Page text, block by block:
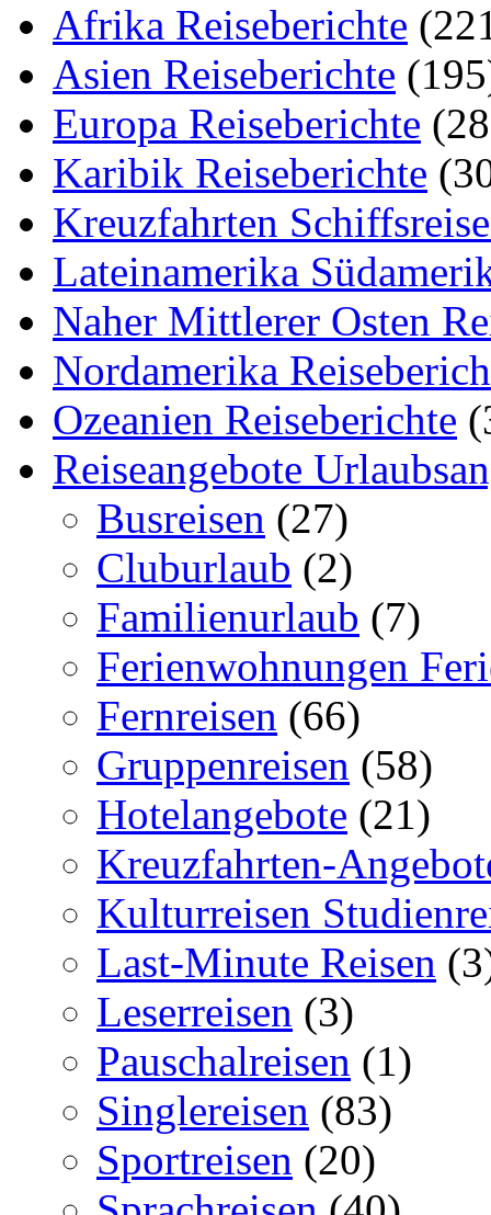
Afrika Reiseberichte
Asien Reiseberichte
Europa Reiseberichte
Karibik Reiseberichte
Kreuzfahrten
Lateinamerika
Naher Mittlerer Osten
Nordamerika
Ozeanien Reiseberichte
Reiseangebote
Busreisen (27)
Cluburlaub (2)
Familienurlaub (7)
Ferienwohnungen
Fernreisen (66)
Gruppenreisen (58)
Hotelangebote (21)
Kreuzfahrten-
Kulturreisen
Last-Minute Reisen
Leserreisen (3)
Pauschalreisen (1)
Singlereisen (83)
Sportreisen (20)